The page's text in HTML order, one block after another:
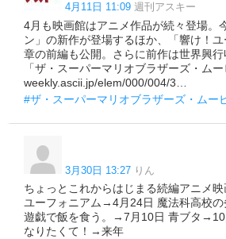
4月11日 11:09 週刊アスキー
4月も映画館はアニメ作品が続々登場。
ン」の新作が登場するほか、「響け！
章の前編も公開。さらに前作は世界興
「ザ・スーパーマリオブラザーズ・ムー
weekly.ascii.jp/elem/000/004/3…
#ザ・スーパーマリオブラザーズ・ムー
3月30日 13:27 りん
ちょっとこれからはじまる続編アニメ映
ユーフォニアム→4月24日 魔法科高校
遊戯で飯を食う。→7月10日 青ブタ→10
なりたくて！→来年